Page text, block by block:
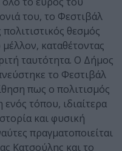
του, το Φεστιβάλ
θεσμός
καταθέτοντας
ταυτότητα. Ο Δήμος
το Φεστιβάλ
πως ο πολιτισμός
ενός τόπου, ιδιαίτερα
και φυσική
πραγματοποιείται
Κατσούλης και το